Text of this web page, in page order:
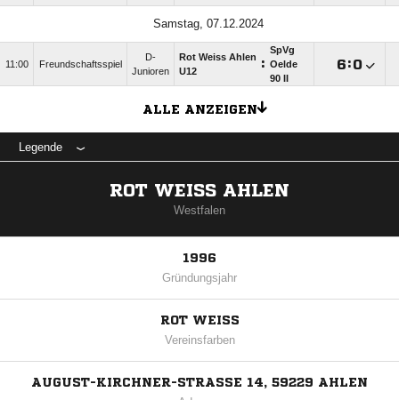
Samstag, 07.12.2024
11:00 Freundschaftsspiel
D-
Junioren
Rot Weiss Ahlen
U12
:
SpVg
Oelde
90 II
:
ALLE ANZEIGEN
Legende
ROT WEISS AHLEN
Westfalen
1996
Gründungsjahr
ROT WEISS
Vereinsfarben
AUGUST-KIRCHNER-STRASSE 14, 59229 AHLEN